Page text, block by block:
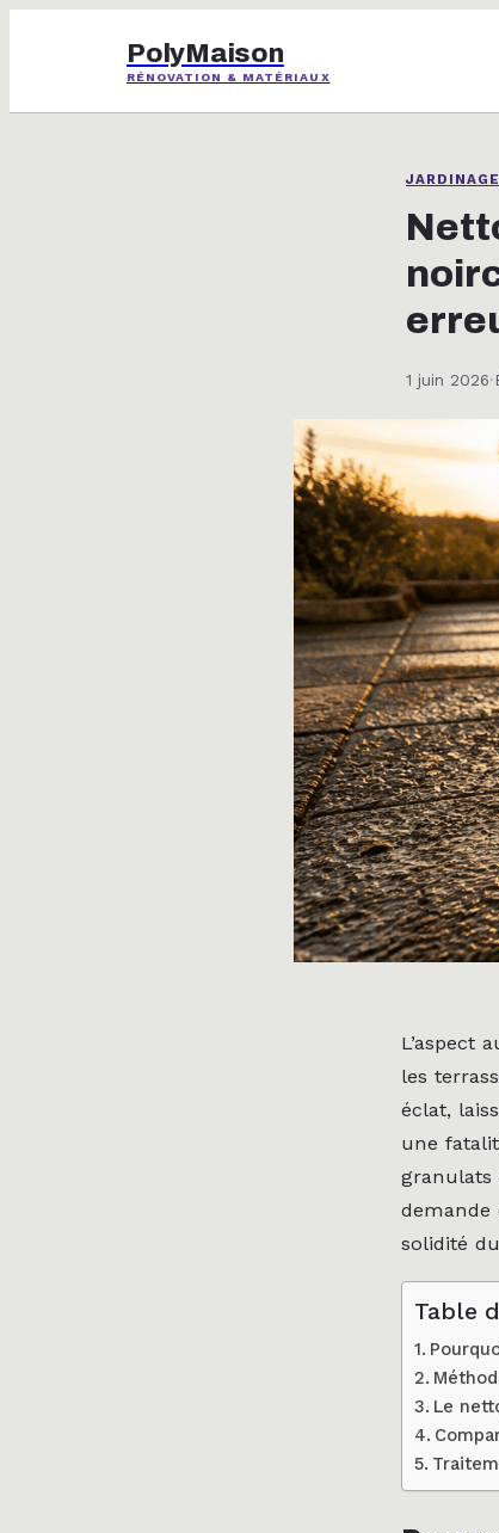
PolyMaison
RÉNOVATION & MATÉRIAUX
JARDINAGE
1 juin 2026·
L’aspect
les
éclat,
une
granulats
solidité
Table
Le